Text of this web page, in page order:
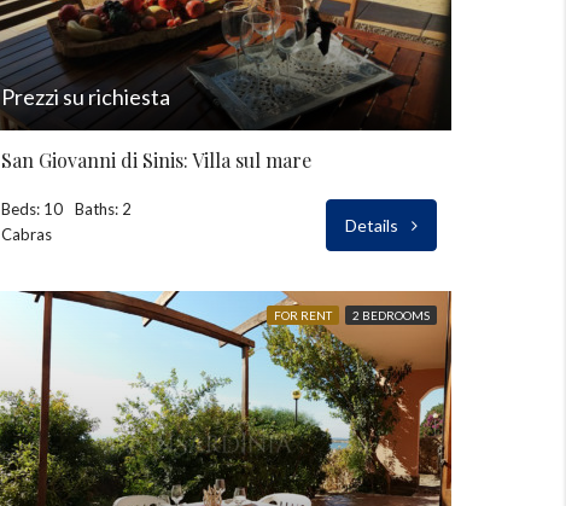
Prezzi su richiesta
San Giovanni di Sinis: Villa sul mare
Beds: 10
Baths: 2
Cabras
Details
FOR RENT 2 BEDROOMS